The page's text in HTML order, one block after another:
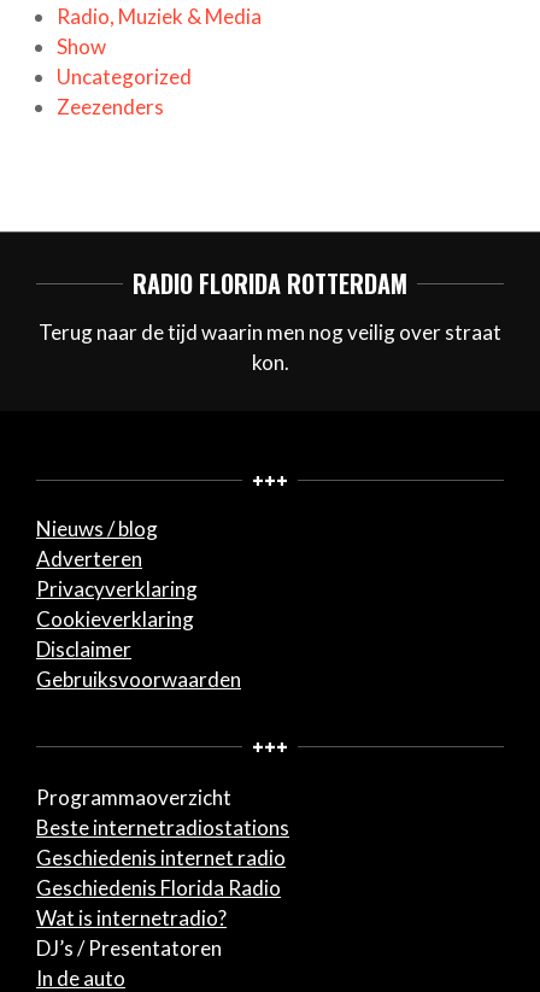
Radio, Muziek & Media
Show
Uncategorized
Zeezenders
RADIO FLORIDA ROTTERDAM
Terug naar de tijd waarin men nog veilig over straat
kon.
+++
Nieuws / blog
Adverteren
Privacyverklaring
Cookieverklaring
Disclaimer
Gebruiksvoorwaarden
+++
Programmaoverzicht
Beste internetradiostations
Geschiedenis internet radio
Geschiedenis Florida Radio
Wat is internetradio?
DJ’s / Presentatoren
In de auto